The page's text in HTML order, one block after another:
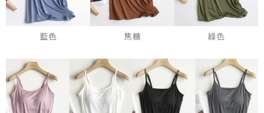
２．關於個人資料處理事宜，請瀏覽以下網址：
https://aftee.tw/terms/#terms3
３．未成年的使用者請事先徵得法定代理人或監護人之同意方可使用
「AFTEE先享後付」，若未經同意申辦者引起之損失，本公司不負相關責
４．使用「AFTEE先享後付」時，將依據個別帳號之用戶狀況，依本公司即
時審查核予不同之上限額度；若仍有額度不足之情形，本公司將視審查結果
請求用戶進行身份認證。
５．嚴禁一人註冊多個帳號或使用他人資訊註冊。若發現惡意使用之情形，
恩沛科技股份有限公司將有權停止該用戶之使用額度並採取法律行動。